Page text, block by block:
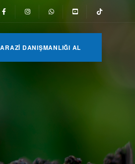
DANIŞMANLIĞI AL